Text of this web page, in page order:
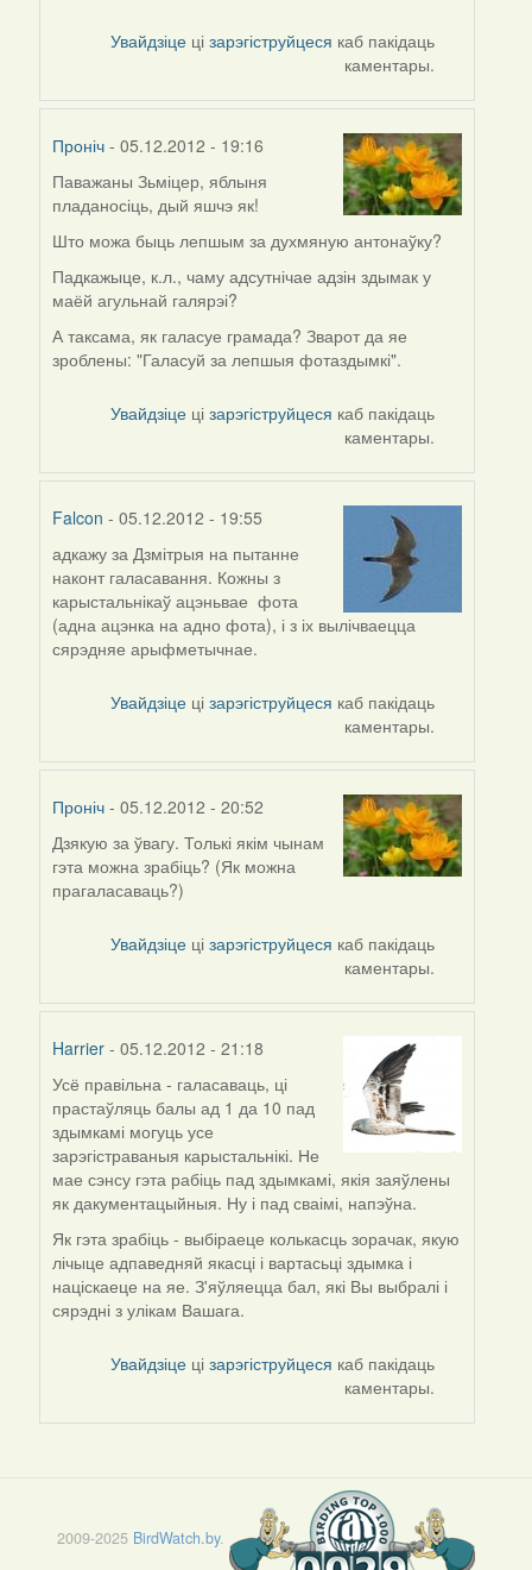
Увайдзіце цізарэгіструйцеся каб пакідаць
каментары.
Проніч - 05.12.2012 - 19:16
In
reply
to
Harrier
Паважаны Зьміцер, яблыня
пладаносіць, дый яшчэ як!
Што можа быць лепшым за духмяную антонаўку?
Падкажыце, к.л., чаму адсутнічае адзін здымак у
маёй агульнай галярэі?
А таксама, як галасуе грамада? Зварот да яе
зроблены: "Галасуй за лепшыя фотаздымкі".
Увайдзіце цізарэгіструйцеся каб пакідаць
каментары.
Falcon - 05.12.2012 - 19:55
In
reply
to
by
Проніч
адкажу за Дзмітрыя на пытанне
наконт галасавання. Кожны з
карыстальнікаў ацэньвае фота
(адна ацэнка на адно фота), і з іх вылічваецца
сярэдняе арыфметычнае.
Увайдзіце цізарэгіструйцеся каб пакідаць
каментары.
Проніч - 05.12.2012 - 20:52
In
reply
to
Дзякую за ўвагу. Толькі якім чынам
гэта можна зрабіць? (Як можна
прагаласаваць?)
Увайдзіце цізарэгіструйцеся каб пакідаць
каментары.
Harrier - 05.12.2012 - 21:18
In
reply
to
by
Проніч
Усё правільна - галасаваць, ці
прастаўляць балы ад 1 да 10 пад
здымкамі могуць усе
зарэгістраваныя карыстальнікі. Не
мае сэнсу гэта рабіць пад здымкамі, якія заяўлены
як дакументацыйныя. Ну і пад сваімі, напэўна.
Як гэта зрабіць - выбіраеце колькасць зорачак, якую
лічыце адпаведняй якасці і вартасьці здымка і
націскаеце на яе. З'яўляецца бал, які Вы выбралі і
сярэдні з улікам Вашага.
Увайдзіце цізарэгіструйцеся каб пакідаць
каментары.
2009-2025 BirdWatch.by.